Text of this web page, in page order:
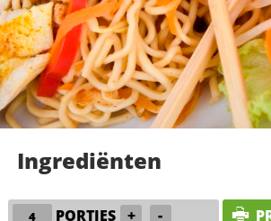
Ingrediënten
PORTIES + -